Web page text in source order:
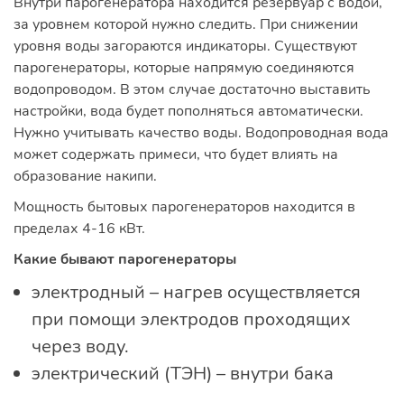
за уровнем которой нужно следить. При снижении
уровня воды загораются индикаторы. Существуют
парогенераторы, которые напрямую соединяются
водопроводом. В этом случае достаточно выставить
настройки, вода будет пополняться автоматически.
Нужно учитывать качество воды. Водопроводная вода
может содержать примеси, что будет влиять на
образование накипи.
Мощность бытовых парогенераторов находится в
пределах 4-16 кВт.
Какие бывают парогенераторы
электродный – нагрев осуществляется
при помощи электродов проходящих
через воду.
электрический (ТЭН) – внутри бака